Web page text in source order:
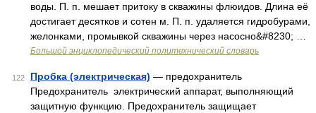
воды. П. п. мешает притоку в скважины флюидов. Длина её
достигает десятков и сотен м. П. п. удаляется гидробурами,
желонками, промывкой скважины через насосно&#8230; …
Большой энциклопедический политехнический словарь
122 Пробка (электрическая) — предохранитель
Предохранитель электрический аппарат, выполняющий
защитную функцию. Предохранитель защищает